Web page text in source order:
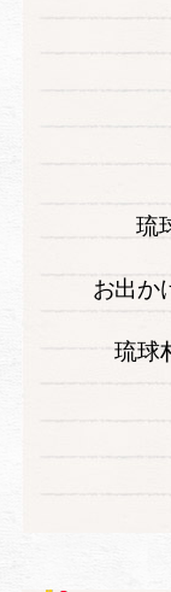
琉
お出か
琉球